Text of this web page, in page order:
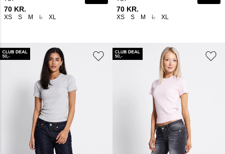
XS S M L XL
70 KR.
XS S M L XL
70 KR.